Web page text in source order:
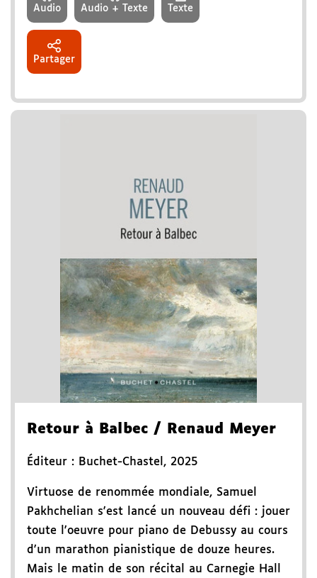
Audio Audio + Texte Texte
Partager
Retour à Balbec / Renaud Meyer
Éditeur : Buchet-Chastel , 2025
Virtuose de renommée mondiale, Samuel
Pakhchelian s'est lancé un nouveau défi : jouer
toute l'oeuvre pour piano de Debussy au cours
d'un marathon pianistique de douze heures.
Mais le matin de son récital au Carnegie Hall